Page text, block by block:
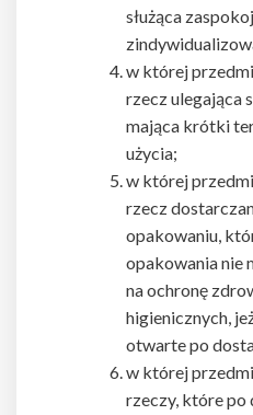
służąca
w której
rzecz ulegająca
mająca krótki
użycia;
w której
rzecz
opakowaniu,
opakowania nie
na ochronę
higienicznych,
otwarte po
w której
rzeczy, które po